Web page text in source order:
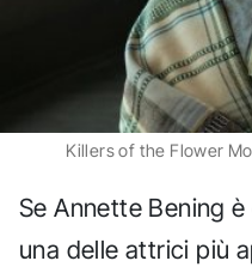
Killers of the Flower
Se Annette Bening
una delle attrici più